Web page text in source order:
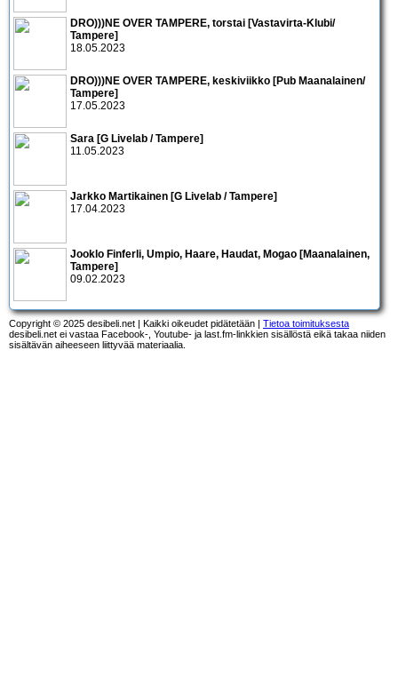
DRO)))NE OVER TAMPERE, torstai [Vastavirta-Klubi/
Tampere]
18.05.2023
DRO)))NE OVER TAMPERE, keskiviikko [Pub Maanalainen/
Tampere]
17.05.2023
Sara [G Livelab / Tampere]
11.05.2023
Jarkko Martikainen [G Livelab / Tampere]
17.04.2023
Jooklo Finferli, Umpio, Haare, Haudat, Mogao [Maanalainen,
Tampere]
09.02.2023
Copyright © 2025 desibeli.net | Kaikki oikeudet pidätetään | Tietoa toimituksesta
desibeli.net ei vastaa Facebook-, Youtube- ja last.fm-linkkien sisällöstä eikä takaa niiden
sisältävän aiheeseen liittyvää materiaalia.